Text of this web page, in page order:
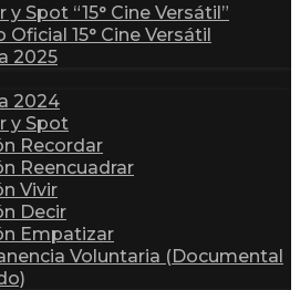
y Spot “15° Cine Versátil”
Oficial 15° Cine Versátil
2025
2024
y Spot
Recordar
Reencuadrar
Vivir
Decir
Empatizar
Voluntaria (Documental